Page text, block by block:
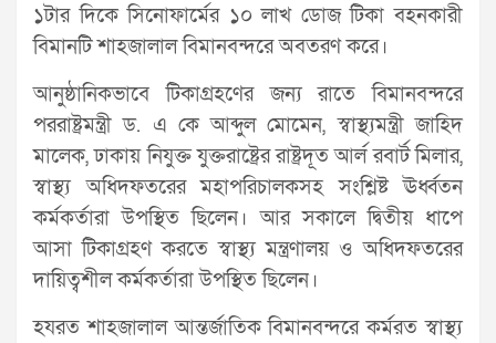
১টার দিকে সিনোফার্মের ১০ লাখ ডোজ টিকা বহনকারী
বিমানটি শাহজালাল বিমানবন্দরে অবতরণ করে।
আনুষ্ঠানিকভাবে টিকাগ্রহণের জন্য রাতে বিমানবন্দরে
পররাষ্ট্রমন্ত্রী ড. এ কে আব্দুল মোমেন, স্বাস্থ্যমন্ত্রী জাহিদ
মালেক, ঢাকায় নিযুক্ত যুক্তরাষ্ট্রের রাষ্ট্রদূত আর্ল রবার্ট মিলার,
স্বাস্থ্য অধিদফতরের মহাপরিচালকসহ সংশ্লিষ্ট ঊর্ধ্বতন
কর্মকর্তারা উপস্থিত ছিলেন। আর সকালে দ্বিতীয় ধাপে
আসা টিকাগ্রহণ করতে স্বাস্থ্য মন্ত্রণালয় ও অধিদফতরের
দায়িত্বশীল কর্মকর্তারা উপস্থিত ছিলেন।
হযরত শাহজালাল আন্তর্জাতিক বিমানবন্দরে কর্মরত স্বাস্থ্য